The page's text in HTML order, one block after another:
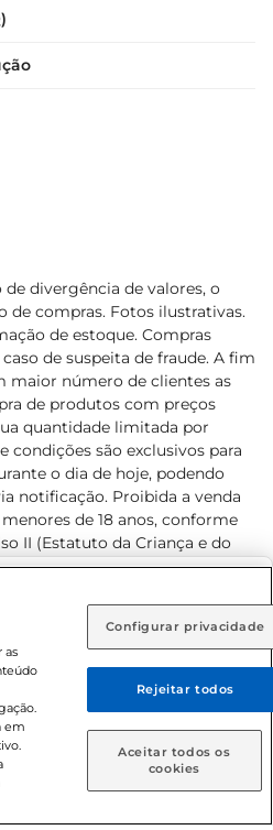
(GO)
Ou
informe como deseja receber
Retire em Loja
de divergência de valores, o
de compras. Fotos ilustrativas.
de estoque. Compras
de suspeita de fraude. A fim
maior número de clientes as
de produtos com preços
quantidade limitada por
condições são exclusivos para
o dia de hoje, podendo
notificação. Proibida a venda
de 18 anos, conforme
II (Estatuto da Criança e do
exclusivos para o
as compras on-line é de R$
Todos os direitos
Prezunic.
as
em
Configurar privacidade
Rejeitar todos
Aceitar todos os
cookies